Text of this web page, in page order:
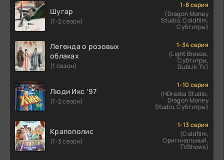
Шугар
(1-2 сезон)
1-8 серия
(Dragon Money
Studio, Coldfilm,
Субтитры)
Легенда о розовых
облаках
(1 сезон)
1-34 серия
(Light Breeze,
Субтитры,
DubLik.TV)
Люди Икс ’97
(1-2 сезон)
1-10 серия
(HDrezka Studio,
Dragon Money
Studio, Субтитры)
Крапополис
(1-3 сезон)
1-13 серия
(Coldfilm,
Оригинальный,
TVShows)